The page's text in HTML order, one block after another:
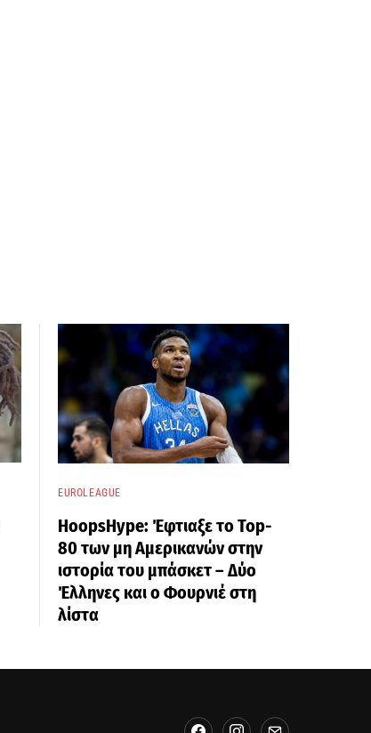
EUROLEAGUE
HoopsHype: Έφτιαξε το Top-
80 των μη Αμερικανών στην
ιστορία του μπάσκετ – Δύο
Έλληνες και ο Φουρνιέ στη
λίστα